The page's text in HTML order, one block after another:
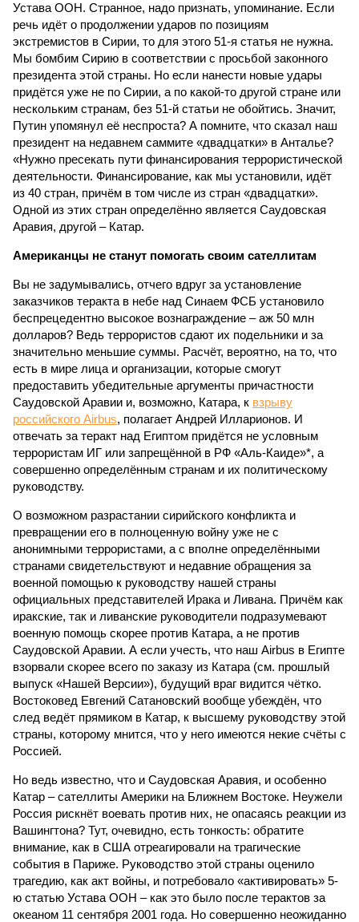
Устава ООН. Странное, надо признать, упоминание. Если
речь идёт о продолжении ударов по позициям
экстремистов в Сирии, то для этого 51-я статья не нужна.
Мы бомбим Сирию в соответствии с просьбой законного
президента этой страны. Но если нанести новые удары
придётся уже не по Сирии, а по какой-то другой стране или
нескольким странам, без 51-й статьи не обойтись. Значит,
Путин упомянул её неспроста? А помните, что сказал наш
президент на недавнем саммите «двадцатки» в Анталье?
«Нужно пресекать пути финансирования террористической
деятельности. Финансирование, как мы установили, идёт
из 40 стран, причём в том числе из стран «двадцатки».
Одной из этих стран определённо является Саудовская
Аравия, другой – Катар.
Американцы не станут помогать своим сателлитам
Вы не задумывались, отчего вдруг за установление
заказчиков теракта в небе над Синаем ФСБ установило
беспрецедентно высокое вознаграждение – аж 50 млн
долларов? Ведь террористов сдают их подельники и за
значительно меньшие суммы. Расчёт, вероятно, на то, что
есть в мире лица и организации, которые смогут
предоставить убедительные аргументы причастности
Саудовской Аравии и, возможно, Катара, к взрыву
российского Airbus, полагает Андрей Илларионов. И
отвечать за теракт над Египтом придётся не условным
террористам ИГ или запрещённой в РФ «Аль-Каиде»*, а
совершенно определённым странам и их политическому
руководству.
О возможном разрастании сирийского конфликта и
превращении его в полноценную войну уже не с
анонимными террористами, а с вполне определёнными
странами свидетельствуют и недавние обращения за
военной помощью к руководству нашей страны
официальных представителей Ирака и Ливана. Причём как
иракские, так и ливанские руководители подразумевают
военную помощь скорее против Катара, а не против
Саудовской Аравии. А если учесть, что наш Airbus в Египте
взорвали скорее всего по заказу из Катара (см. прошлый
выпуск «Нашей Версии»), будущий враг видится чётко.
Востоковед Евгений Сатановский вообще убеждён, что
след ведёт прямиком в Катар, к высшему руководству этой
страны, которому мнится, что у него имеются некие счёты с
Россией.
Но ведь известно, что и Саудовская Аравия, и особенно
Катар – сателлиты Америки на Ближнем Востоке. Неужели
Россия рискнёт воевать против них, не опасаясь реакции из
Вашингтона? Тут, очевидно, есть тонкость: обратите
внимание, как в США отреагировали на трагические
события в Париже. Руководство этой страны оценило
трагедию, как акт войны, и потребовало «активировать» 5-
ю статью Устава ООН – как это было после терактов за
океаном 11 сентября 2001 года. Но совершенно неожиданно